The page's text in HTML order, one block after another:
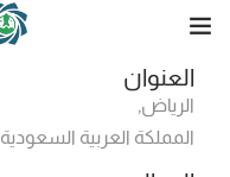
العنوان
الرياض,
المملكة العربية السعودية